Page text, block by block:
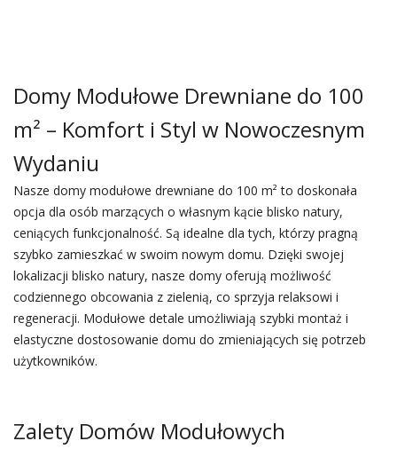
Domy Modułowe Drewniane do 100
m² – Komfort i Styl w Nowoczesnym
Wydaniu
Nasze domy modułowe drewniane do 100 m² to doskonała
opcja dla osób marzących o własnym kącie blisko natury,
ceniących funkcjonalność. Są idealne dla tych, którzy pragną
szybko zamieszkać w swoim nowym domu. Dzięki swojej
lokalizacji blisko natury, nasze domy oferują możliwość
codziennego obcowania z zielenią, co sprzyja relaksowi i
regeneracji. Modułowe detale umożliwiają szybki montaż i
elastyczne dostosowanie domu do zmieniających się potrzeb
użytkowników.
Zalety Domów Modułowych